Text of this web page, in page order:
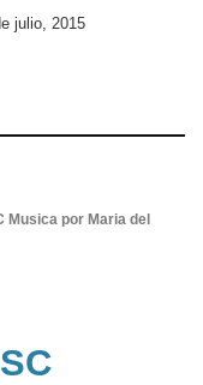
julio, 2015
Musica por Maria del